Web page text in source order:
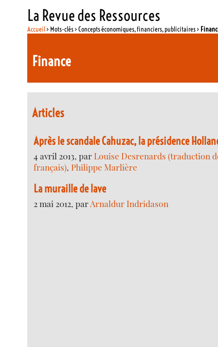
La Revue des Ressources
Accueil> Mots-clés > Concepts économiques, financiers, publicitaires >
Finance
Articles
Après le scandale Cahuzac, la présidence
4 avril 2013, parLouise Desrenards (traduction
français), Philippe Marlière
La muraille de lave
2 mai 2012, parArnaldur Indridason